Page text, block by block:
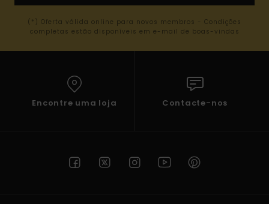
(*) Oferta válida online para novos membros - Condições
completas estão disponíveis em e-mail de boas-vindas
Encontre uma loja Contacte-nos